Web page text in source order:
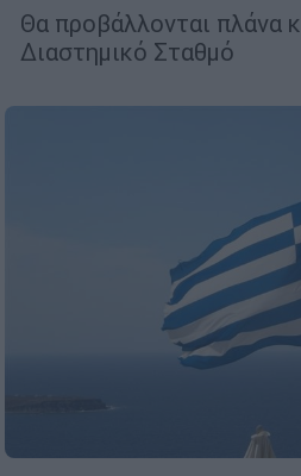
Θα προβάλλονται πλάνα
Διαστημικό Σταθμό